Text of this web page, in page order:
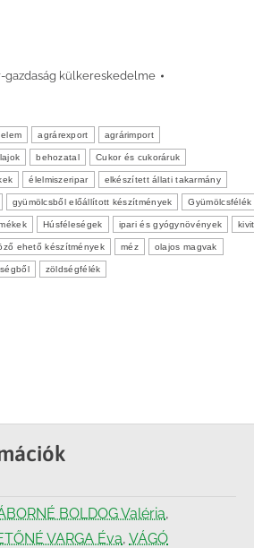
gazdaság külkereskedelme
agrárexport agrárimport
behozatal Cukor és cukoráruk
élelmiszeripar elkészített állati takarmány
gyümölcsből előállított készítmények Gyümölcsfélék
Húsféleségek ipari és gyógynövények
ehető készítmények méz olajos magvak
zöldségfélék
BOLDOG Valéria,
VARGA Éva, VÁGÓ